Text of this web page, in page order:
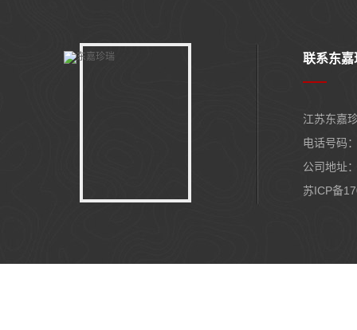
联系东嘉
江苏东嘉
电话号码
公司地址
苏ICP备